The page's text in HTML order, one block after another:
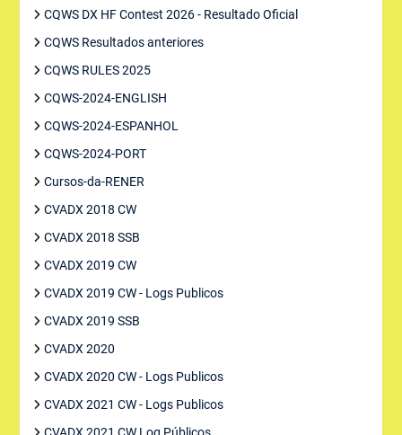
CQWS DX HF Contest 2026 - Resultado Oficial
CQWS Resultados anteriores
CQWS RULES 2025
CQWS-2024-ENGLISH
CQWS-2024-ESPANHOL
CQWS-2024-PORT
Cursos-da-RENER
CVADX 2018 CW
CVADX 2018 SSB
CVADX 2019 CW
CVADX 2019 CW - Logs Publicos
CVADX 2019 SSB
CVADX 2020
CVADX 2020 CW - Logs Publicos
CVADX 2021 CW - Logs Publicos